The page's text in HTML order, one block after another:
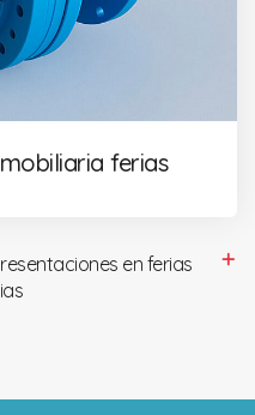
ferias
en ferias